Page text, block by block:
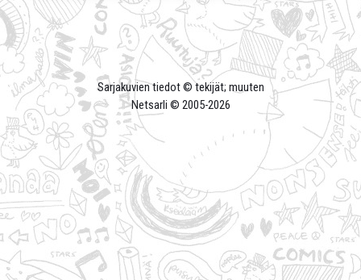
Sarjakuvien tiedot © tekijät; muuten
Netsarli © 2005-2026